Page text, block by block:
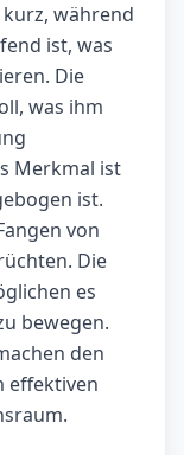
während
ist, was
Die
was ihm
Merkmal ist
ist.
von
Die
es
bewegen.
den
effektiven